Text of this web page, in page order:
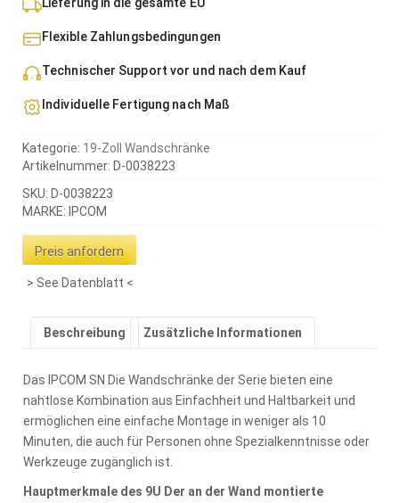
SKU: D-0038223
MARKE: IPCOM
Preis anfordern
See Datenblatt
Lieferung in die gesamte EU
Flexible Zahlungsbedingungen
Technischer Support vor und nach dem Kauf
Individuelle Fertigung nach Maß
Artikelnummer: D-0038223
Kategorie: 19-Zoll Wandschränke
Beschreibung Zusätzliche Informationen
Das IPCOM SN Die Wandschränke der Serie bieten eine
nahtlose Kombination aus Einfachheit und Haltbarkeit und
ermöglichen eine einfache Montage in weniger als 10
Minuten, die auch für Personen ohne Spezialkenntnisse oder
Werkzeuge zugänglich ist.
Hauptmerkmale des 9U Der an der Wand montierte